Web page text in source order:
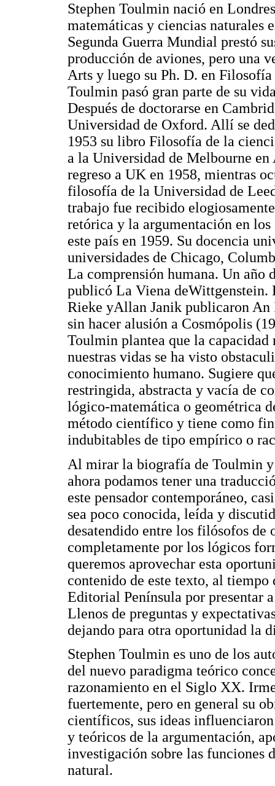
Stephen Toulmin nació en
matemáticas y ciencias naturales
Segunda Guerra Mundial prestó
producción de aviones, pero una
Arts y luego su Ph. D. en
Toulmin pasó gran parte de su
Después de doctorarse en
Universidad de Oxford. Allí se
1953 su libro Filosofía de la
a la Universidad de Melbourne
regreso a UK en 1958, mientras
filosofía de la Universidad de
trabajo fue recibido
retórica y la argumentación en
este país en 1959. Su docencia
universidades de Chicago,
La comprensión humana. Un año
publicó La Viena deWittgenstein.
Rieke yAllan Janik publicaron An
sin hacer alusión a Cosmópolis
Toulmin plantea que la
nuestras vidas se ha visto
conocimiento humano. Sugiere
restringida, abstracta y vacía de
lógico-matemática o geométrica
método científico y tiene como fin
indubitables de tipo empírico o
Al mirar la biografía de Toulmin y
ahora podamos tener una
este pensador contemporáneo,
sea poco conocida, leída y
desatendido entre los filósofos
completamente por los lógicos
queremos aprovechar esta
contenido de este texto, al
Editorial Península por presentar
Llenos de preguntas y
dejando para otra oportunidad la
Stephen Toulmin es uno de los
del nuevo paradigma teórico
razonamiento en el Siglo XX.
fuertemente, pero en general su
científicos, sus ideas
y teóricos de la argumentación,
investigación sobre las funciones
natural.